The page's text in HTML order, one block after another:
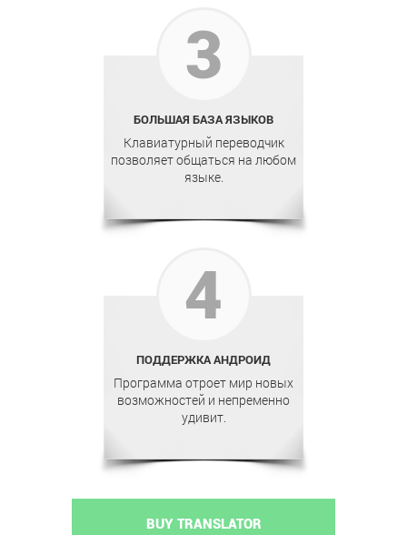
3
БОЛЬШАЯ БАЗА ЯЗЫКОВ
Клавиатурный переводчик
позволяет общаться на любом
языке.
4
ПОДДЕРЖКА АНДРОИД
Программа отроет мир новых
возможностей и непременно
удивит.
BUY TRANSLATOR